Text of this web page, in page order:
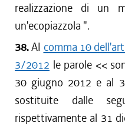
realizzazione di un
un'ecopiazzola ".
38.AI comma 10
3/2012 le parole <<
30 giugno 2012 e al
sostituite dalle
rispettivamente al 31